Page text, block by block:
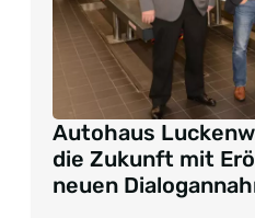
Autohaus
die Zukunft mit
neuen